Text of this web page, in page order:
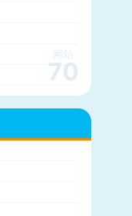
网站
70